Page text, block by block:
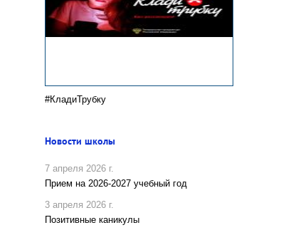
#КладиТрубку
Новости школы
7 апреля 2026 г.
Прием на 2026-2027 учебный год
3 апреля 2026 г.
Позитивные каникулы